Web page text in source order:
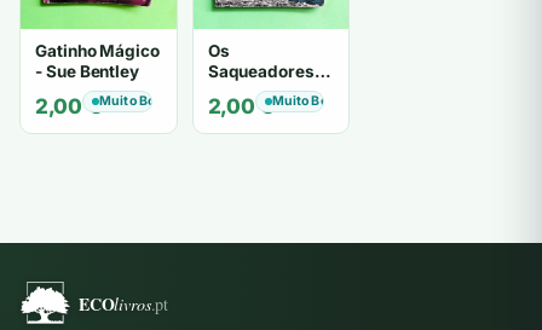
Gatinho Mágico
- Sue Bentley
2,00€Muito Bom
Os
Saqueadores -
Iain Lawrence
2,00€Muito Bom